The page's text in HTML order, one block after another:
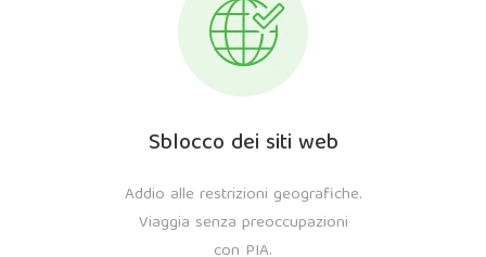
Sblocco dei siti web
Addio alle restrizioni geografiche.
Viaggia senza preoccupazioni